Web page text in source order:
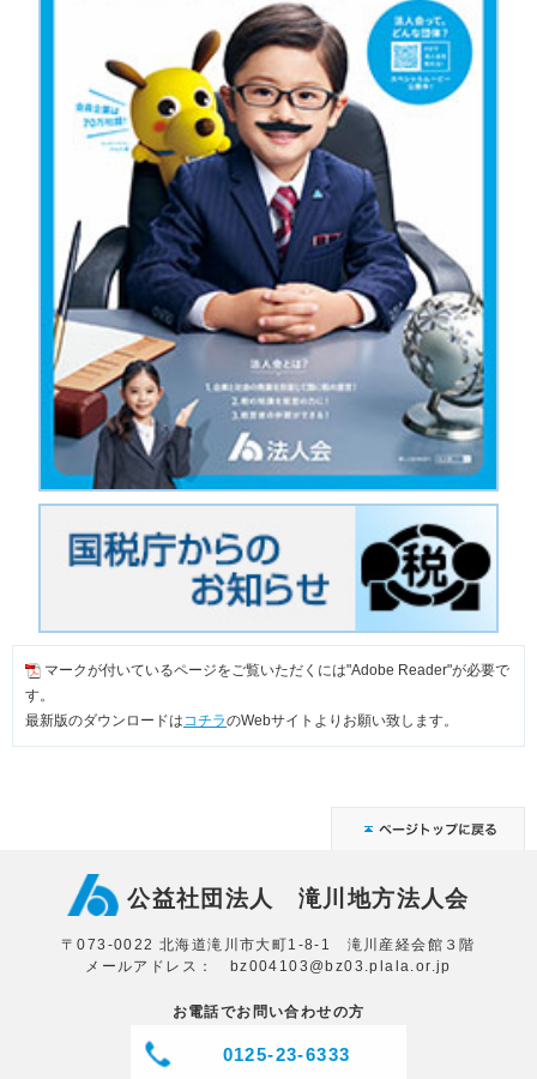
マークが付いているページをご覧いただくには"Adobe Reader"が必要で
す。
最新版のダウンロードはコチラのWebサイトよりお願い致します。
公益社団法人 滝川地方法人会
〒073-0022 北海道滝川市大町1-8-1 滝川産経会館３階
メールアドレス： bz004103@bz03.plala.or.jp
お電話でお問い合わせの方
0125-23-6333